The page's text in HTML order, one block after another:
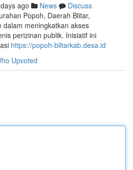
ago News
Discuss
Popoh, Daerah Blitar,
dalam meningkatkan akses
perizinan publik. Inisiatif ini
https://popoh-blitarkab.desa.id
Upvoted